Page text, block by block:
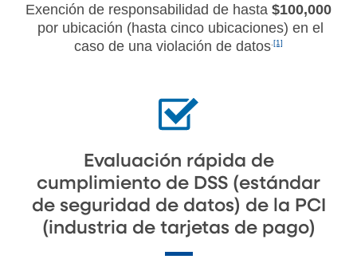
Exención de responsabilidad de hasta $100,000
por ubicación (hasta cinco ubicaciones) en el
caso de una violación de datos [1]
Evaluación rápida de
cumplimiento de DSS (estándar
de seguridad de datos) de la PCI
(industria de tarjetas de pago)